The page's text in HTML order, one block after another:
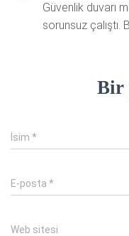
Güvenlik duvarı
sorunsuz çalıştı.
Bir
İsim *
E-posta *
Web sitesi